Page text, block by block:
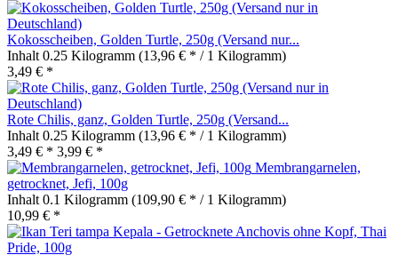
Kokosscheiben, Golden Turtle, 250g (Versand nur...
Inhalt 0.25 Kilogramm (13,96 € * / 1 Kilogramm)
3,49 € *
Rote Chilis, ganz, Golden Turtle, 250g (Versand...
Inhalt 0.25 Kilogramm (13,96 € * / 1 Kilogramm)
3,49 € * 3,99 € *
Membrangarnelen,
getrocknet, Jefi, 100g
Inhalt 0.1 Kilogramm (109,90 € * / 1 Kilogramm)
10,99 € *